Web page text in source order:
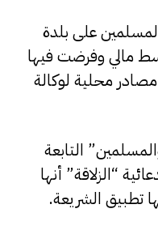
على بلدة
وسط مالي وفرضت فيها
محلية لوكالة
التابعة
“الزلاقة” أنها
تطبيق الشريعة.